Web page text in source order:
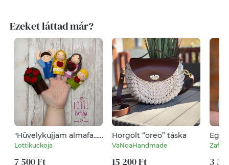
Ezeket láttad már?
"Hüvelykujjam almafa..."
ujjbáb készlet
Lottikuckoja
7 500 Ft
Horgolt “oreo” táska
VaNoaHandmade
15 200 Ft
néni
3